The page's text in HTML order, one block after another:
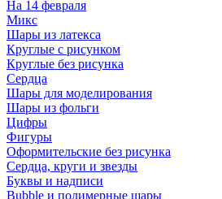
На 14 февраля
Микс
Шары из латекса
Круглые с рисунком
Круглые без рисунка
Сердца
Шары для моделирования
Шары из фольги
Цифры
Фигуры
Оформительские без рисунка
Сердца, круги и звезды
Буквы и надписи
Bubble и полимерные шары